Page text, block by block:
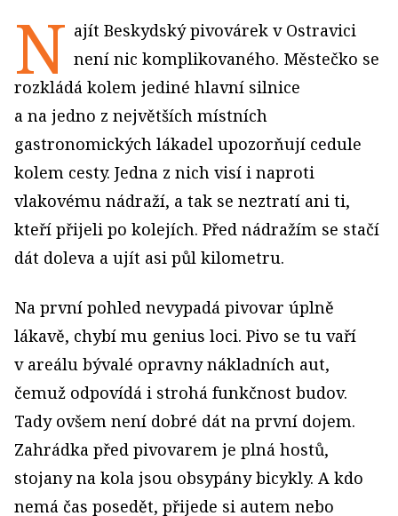
N ajít Beskydský pivovárek v Ostravici
není nic komplikovaného. Městečko se
rozkládá kolem jediné hlavní silnice
a na jedno z největších místních
gastronomických lákadel upozorňují cedule
kolem cesty. Jedna z nich visí i naproti
vlakovému nádraží, a tak se neztratí ani ti,
kteří přijeli po kolejích. Před nádražím se stačí
dát doleva a ujít asi půl kilometru.
Na první pohled nevypadá pivovar úplně
lákavě, chybí mu genius loci. Pivo se tu vaří
v areálu bývalé opravny nákladních aut,
čemuž odpovídá i strohá funkčnost budov.
Tady ovšem není dobré dát na první dojem.
Zahrádka před pivovarem je plná hostů,
stojany na kola jsou obsypány bicykly. A kdo
nemá čas posedět, přijede si autem nebo